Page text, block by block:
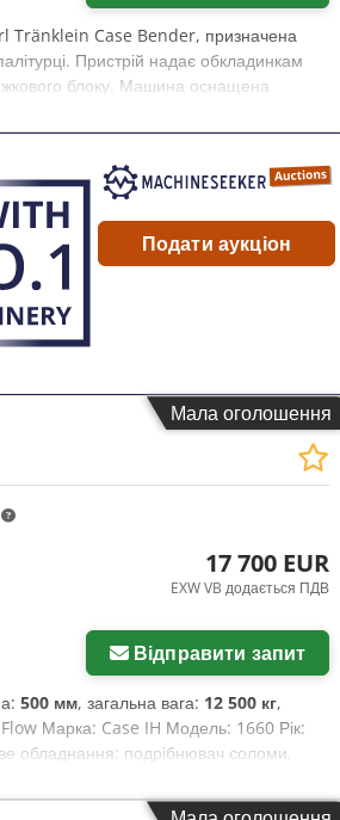
Tränklein Case Bender, призначена
Пристрій надає обкладинкам
блоку. Машина оснащена
обкладинок. Міцна чавунна
дані: Виробник: Karl Tränklein Тип:
600 мм Регулювання тиску
привід Робочий стіл Стан:
цехи, друкарні, поліграфічні
Подати аукціон
Мала оголошення
17 700 EUR
EXW VB додається ПДВ
Відправити запит
500 мм, загальна вага: 12 500 кг,
Марка: Case IH Модель: 1660 Рік:
обладнання: подрібнювач соломи,